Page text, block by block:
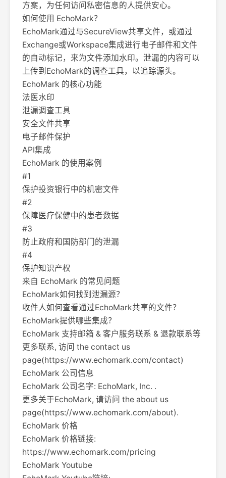
方案，为任何访问私密信息的人提供安心。
如何使用 EchoMark？
EchoMark通过与SecureView共享文件，或通过
Exchange或Workspace集成进行电子邮件和文件
的自动标记，来为文件添加水印。泄漏的内容可以
上传到EchoMark的调查工具，以追踪源头。
EchoMark 的核心功能
法医水印
泄漏调查工具
安全文件共享
电子邮件保护
API集成
EchoMark 的使用案例
#1
保护投资银行中的机密文件
#2
保障医疗保健中的患者数据
#3
防止政府和国防部门的泄漏
#4
保护知识产权
来自 EchoMark 的常见问题
EchoMark如何找到泄漏源？
收件人如何查看通过EchoMark共享的文件？
EchoMark提供哪些集成？
EchoMark 支持邮箱 & 客户服务联系 & 退款联系等
更多联系, 访问 the contact us
page(https://www.echomark.com/contact)
EchoMark 公司信息
EchoMark 公司名字: EchoMark, Inc. .
更多关于EchoMark, 请访问 the about us
page(https://www.echomark.com/about).
EchoMark 价格
EchoMark 价格链接:
https://www.echomark.com/pricing
EchoMark Youtube